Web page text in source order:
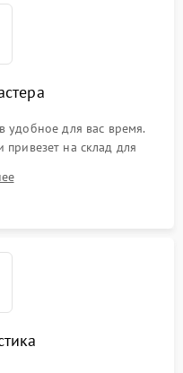
удобное для вас время.
на склад для